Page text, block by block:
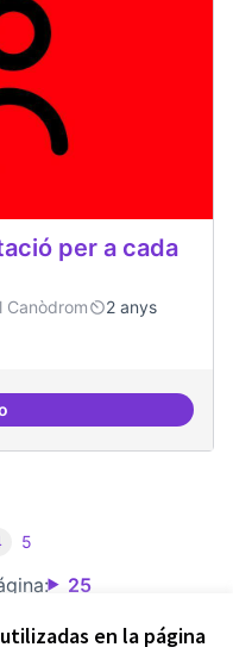
en la página
per a cada
Canòdrom
2 anys
Presentació per
25
5